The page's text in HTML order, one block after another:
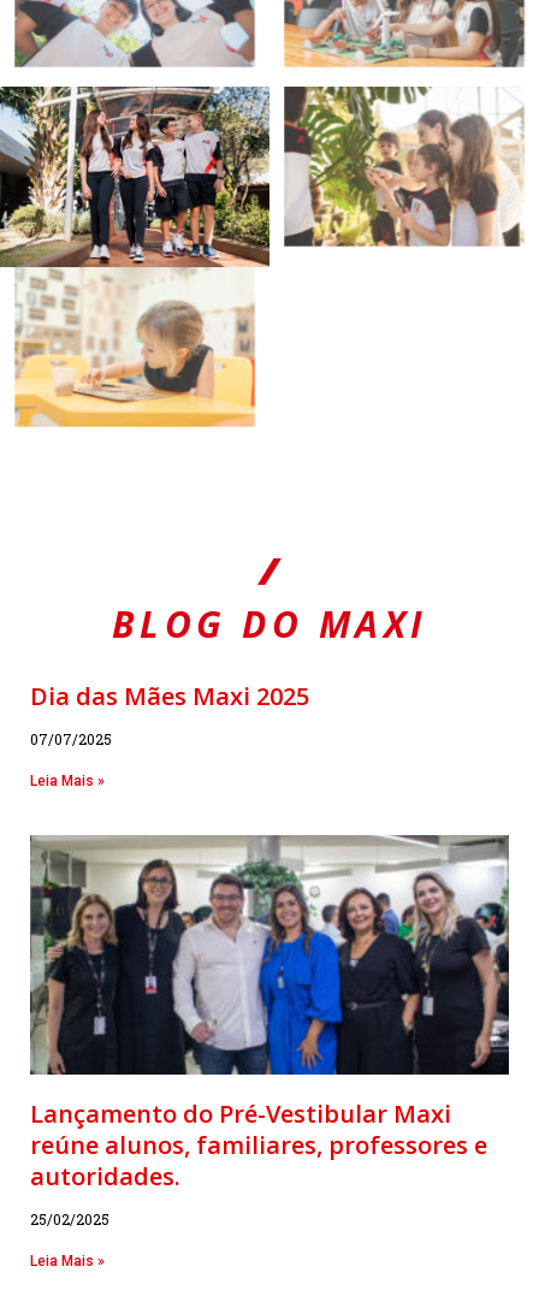
BLOG DO MAXI
Dia das Mães Maxi 2025
07/07/2025
Leia Mais »
Lançamento do Pré-Vestibular Maxi
reúne alunos, familiares, professores e
autoridades.
25/02/2025
Leia Mais »